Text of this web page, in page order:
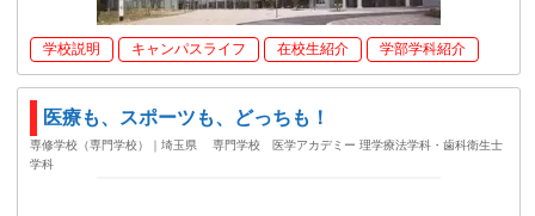
学校説明 キャンパスライフ 在校生紹介 学部学科紹介
医療も、スポーツも、どっちも！
専修学校（専門学校）｜埼玉県
専門学校 医学アカデミー 理学療法学科・歯科衛生士
学科